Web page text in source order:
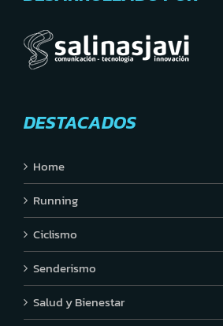
DESTACADOS
Home
Running
Ciclismo
Senderismo
Salud y Bienestar